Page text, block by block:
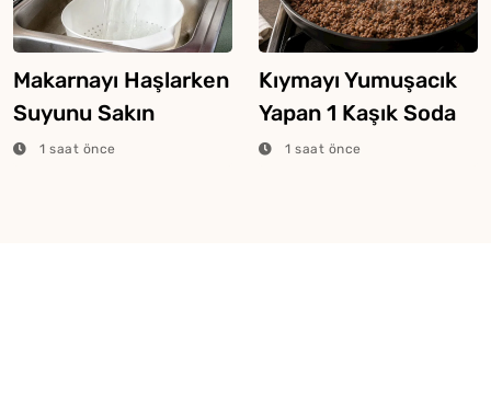
Makarnayı Haşlarken
Suyunu Sakın
Dökmeyin
1 saat önce
Kıymayı Yumuşacık
Yapan 1 Kaşık Soda
Yöntemi
1 saat önce